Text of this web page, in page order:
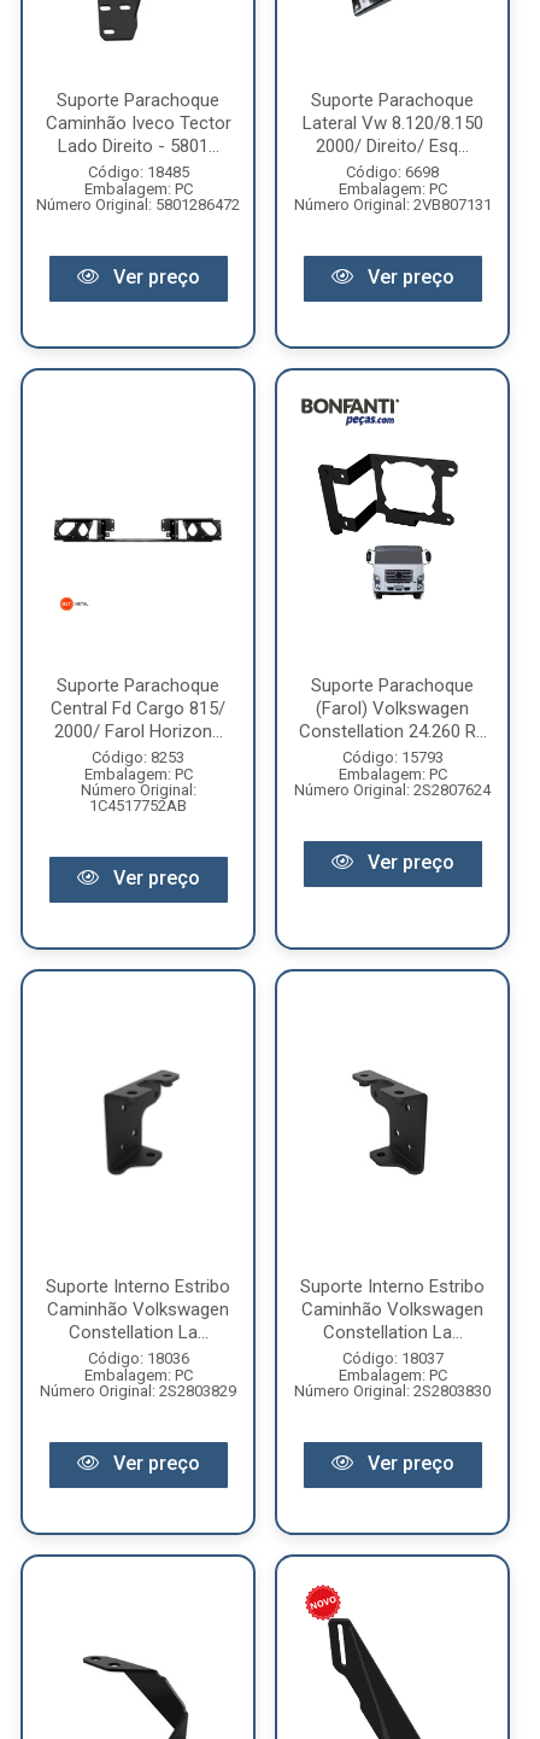
Suporte Parachoque
Caminhão Iveco Tector
Lado Direito - 5801...
Código: 18485
Embalagem: PC
Número Original: 5801286472
Ver preço
Suporte Parachoque
Lateral Vw 8.120/8.150
2000/ Direito/ Esq...
Código: 6698
Embalagem: PC
Número Original: 2VB807131
Ver preço
Suporte Parachoque
Central Fd Cargo 815/
2000/ Farol Horizon...
Código: 8253
Embalagem: PC
Número Original:
1C4517752AB
Ver preço
Suporte Parachoque
(Farol) Volkswagen
Constellation 24.260 R...
Código: 15793
Embalagem: PC
Número Original: 2S2807624
Ver preço
Suporte Interno Estribo
Caminhão Volkswagen
Constellation La...
Código: 18036
Embalagem: PC
Número Original: 2S2803829
Ver preço
Suporte Interno Estribo
Caminhão Volkswagen
Constellation La...
Código: 18037
Embalagem: PC
Número Original: 2S2803830
Ver preço